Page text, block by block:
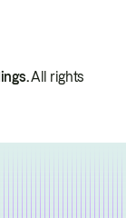
All rights